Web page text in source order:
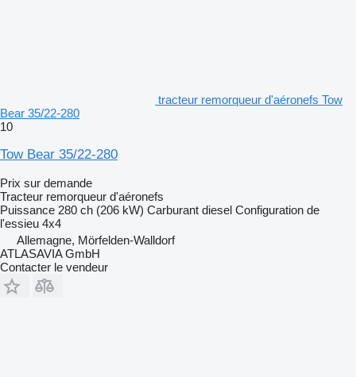
tracteur remorqueur d'aéronefs Tow
Bear 35/22-280
10
Tow Bear 35/22-280
Prix sur demande
Tracteur remorqueur d'aéronefs
Puissance 280 ch (206 kW) Carburant diesel Configuration de
l'essieu 4x4
Allemagne, Mörfelden-Walldorf
ATLASAVIA GmbH
Contacter le vendeur